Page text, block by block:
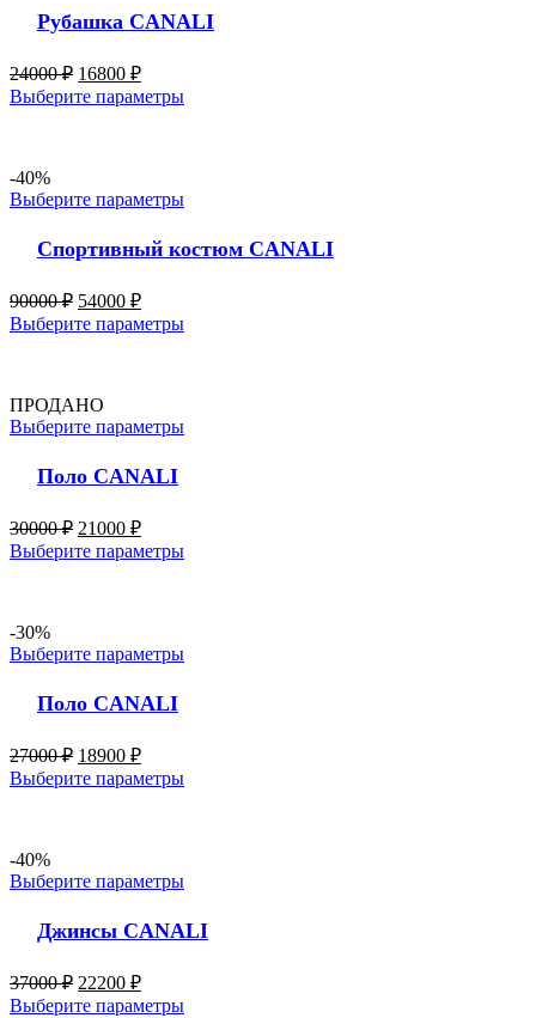
Рубашка CANALI
24000₽ 16800 ₽
Выберите параметры
-40%
Выберите параметры
Спортивный костюм CANALI
90000₽ 54000 ₽
Выберите параметры
ПРОДАНО
Выберите параметры
Поло CANALI
30000₽ 21000 ₽
Выберите параметры
-30%
Выберите параметры
Поло CANALI
27000₽ 18900 ₽
Выберите параметры
-40%
Выберите параметры
Джинсы CANALI
37000₽ 22200 ₽
Выберите параметры